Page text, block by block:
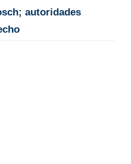
autoridades